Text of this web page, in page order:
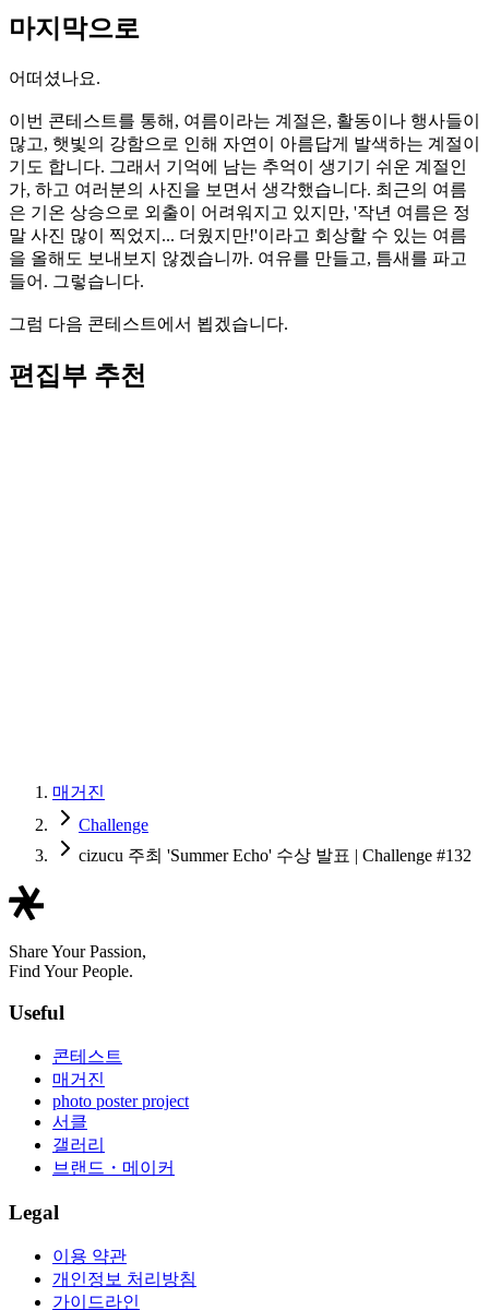
마지막으로
어떠셨나요.
이번 콘테스트를 통해, 여름이라는 계절은, 활동이나 행사들이
많고, 햇빛의 강함으로 인해 자연이 아름답게 발색하는 계절이
기도 합니다. 그래서 기억에 남는 추억이 생기기 쉬운 계절인
가, 하고 여러분의 사진을 보면서 생각했습니다. 최근의 여름
은 기온 상승으로 외출이 어려워지고 있지만, '작년 여름은 정
말 사진 많이 찍었지... 더웠지만!'이라고 회상할 수 있는 여름
을 올해도 보내보지 않겠습니까. 여유를 만들고, 틈새를 파고
들어. 그렇습니다.
그럼 다음 콘테스트에서 뵙겠습니다.
편집부 추천
매거진
Challenge
cizucu 주최 'Summer Echo' 수상 발표 | Challenge #132
Share Your Passion,
Find Your People.
Useful
콘테스트
매거진
photo poster project
서클
갤러리
브랜드・메이커
Legal
이용 약관
개인정보 처리방침
가이드라인